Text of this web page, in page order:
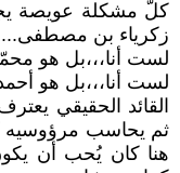
كلّ مشكلة عويصة
زكرياء بن
لست أنا،،،بل هو
لست أنا،،،بل هو
القائد الحقيقي
ثم يحاسب مرؤوسيه
هنا كان يُحب أن